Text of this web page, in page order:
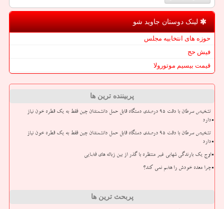
لینک دوستان جاوید شو
حوزه های انتخابیه مجلس
فیش حج
قیمت بیسیم موتورولا
پربیننده ترین ها
تشخیص سرطان با دقت ۹۵ درصدی دستگاه قابل حمل دانشمندان چین فقط به یک قطره خون نیاز
دارد
تشخیص سرطان با دقت ۹۵ درصدی دستگاه قابل حمل دانشمندان چین فقط به یک قطره خون نیاز
دارد
اوج یک بارندگی شهابی غیر منتظره با گذر از بین زباله های فضایی
چرا معده خودش را هضم نمی کند؟
پربحث ترین ها